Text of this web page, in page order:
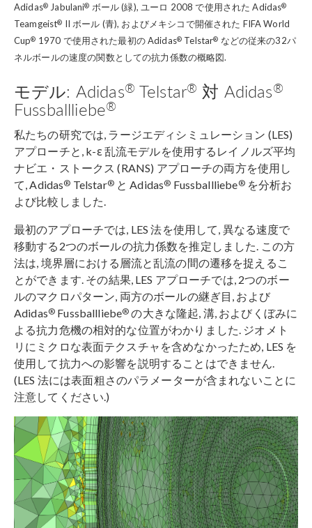
Adidas® Jabulani® ボール (緑), ユーロ 2008 で使用された Adidas®
Teamgeist® II ボール (青), およびメキシコで開催された FIFA World
Cup® 1970 で使用された最初の Adidas® Telstar® などの従来の32パ
ネルボールの速度の関数としての抗力係数の概略図.
モデル: Adidas® Telstar® 対 Adidas®
Fussballliebe®
私たちの研究では, ラージエディシミュレーション (LES)
アプローチと, k-ε 乱流モデルを使用するレイノルズ平均
ナビエ・ストークス (RANS) アプローチの両方を使用し
て, Adidas® Telstar®と Adidas® Fussballliebe®を分析お
よび比較しました.
最初のアプローチでは, LES 法を使用して, 異なる速度で
移動する2つのボールの抗力係数を推定しました. この方
法は, 境界層における層流と乱流の間の遷移を捉えるこ
とができます. その結果, LES アプローチでは, 2つのボー
ルのマクロパターン, 両方のボールの継ぎ目, および
Adidas® Fussballliebe® の大きな隆起, 溝, およびくぼみに
よる抗力危機の相対的な位置がわかりました. ジオメト
リにミクロな表面テクスチャを含めなかったため, LES を
使用して抗力への影響を説明することはできません.
(LES 法には表面粗さのパラメーターが含まれないことに
注意してください.)